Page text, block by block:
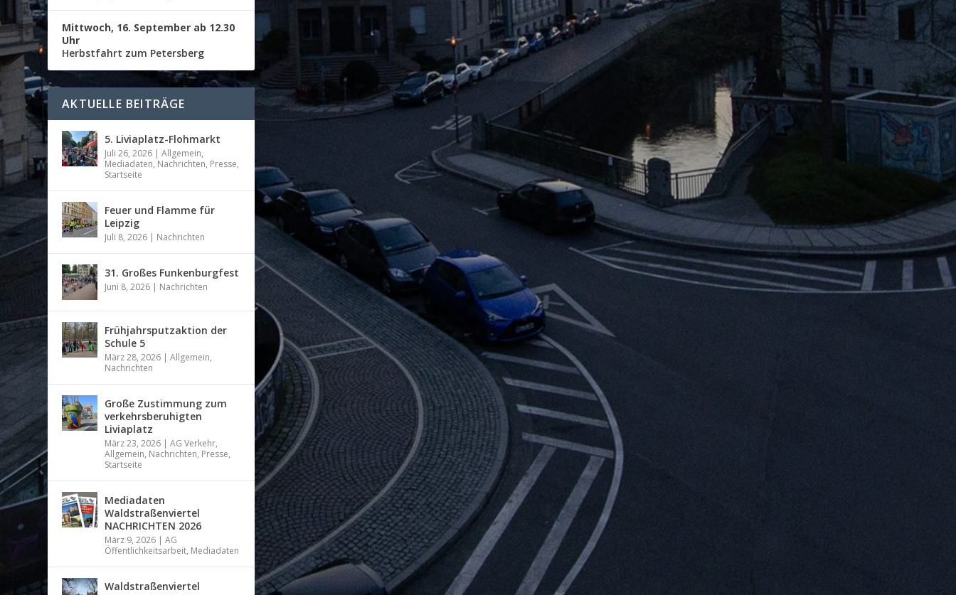
Mittwoch, 16. September ab 12.30
Uhr
Herbstfahrt zum Petersberg
AKTUELLE BEITRÄGE
5. Liviaplatz-Flohmarkt
Juli 26, 2026 |Allgemein,
Mediadaten, Nachrichten, Presse,
Startseite
Feuer und Flamme für
Leipzig
Juli 8, 2026 | Nachrichten
31. Großes Funkenburgfest
Juni 8, 2026 | Nachrichten
Frühjahrsputzaktion der
Schule 5
März 28, 2026 |Allgemein,
Nachrichten
Große Zustimmung zum
verkehrsberuhigten
Liviaplatz
März 23, 2026 |AG Verkehr,
Allgemein, Nachrichten, Presse,
Startseite
Mediadaten
Waldstraßenviertel
NACHRICHTEN 2026
März 9, 2026 |AG
Öffentlichkeitsarbeit, Mediadaten
Waldstraßenviertel